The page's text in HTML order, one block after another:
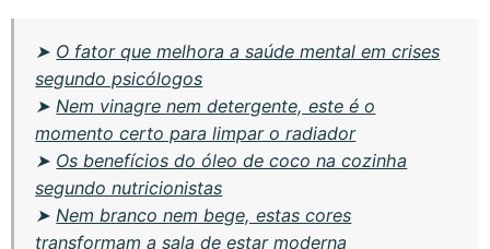
➤ O fator que melhora a saúde mental em crises
segundo psicólogos
➤ Nem vinagre nem detergente, este é o
momento certo para limpar o radiador
➤ Os benefícios do óleo de coco na cozinha
segundo nutricionistas
➤ Nem branco nem bege, estas cores
transformam a sala de estar moderna